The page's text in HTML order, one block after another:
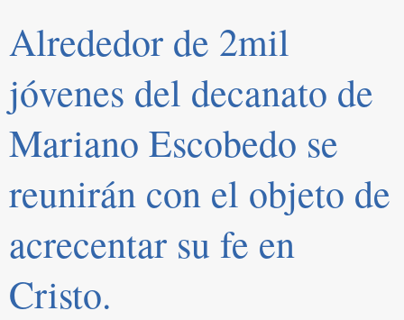
Alrededor de 2mil
jóvenes del decanato de
Mariano Escobedo se
reunirán con el objeto de
acrecentar su fe en
Cristo.